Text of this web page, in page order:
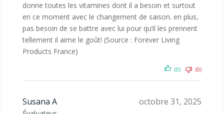
donne toutes les vitamines dont il a besoin et surtout
en ce moment avec le changement de saison. en plus,
pas besoin de se battre avec lui pour qu’il les prennent
tellement il aime le goût! (Source : Forever Living
Products France)
(0) (0)
Susana A octobre 31, 2025